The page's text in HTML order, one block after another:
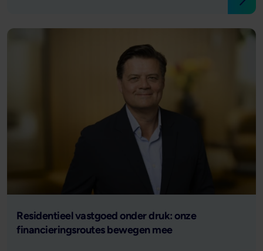
Lees verder
Residentieel vastgoed onder druk: onze
financieringsroutes bewegen mee